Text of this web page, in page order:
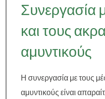
Συνεργασία
και τους
αμυντικούς
Η συνεργασία με τους
αμυντικούς είναι